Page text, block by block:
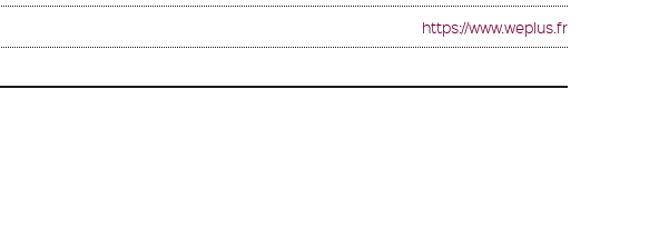
https://www.weplus.fr